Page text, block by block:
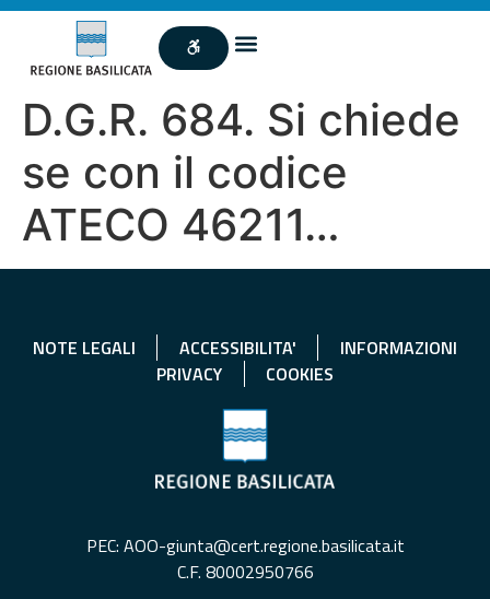
D.G.R. 684. Si chiede
se con il codice
ATECO 46211…
NOTE LEGALI ACCESSIBILITA'
INFORMAZIONI
PRIVACY
COOKIES
PEC: AOO-giunta@cert.regione.basilicata.it
C.F. 80002950766